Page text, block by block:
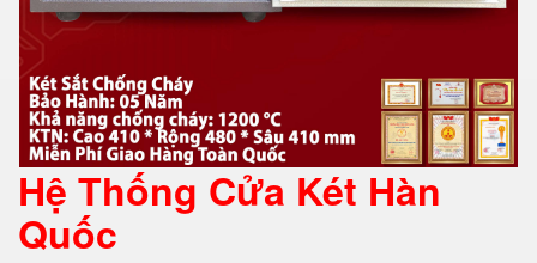
Hệ Thống Cửa Két Hàn
Quốc